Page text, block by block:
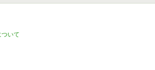
いて